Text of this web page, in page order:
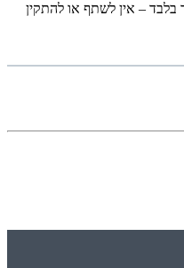
– אין לשתף או להתקין